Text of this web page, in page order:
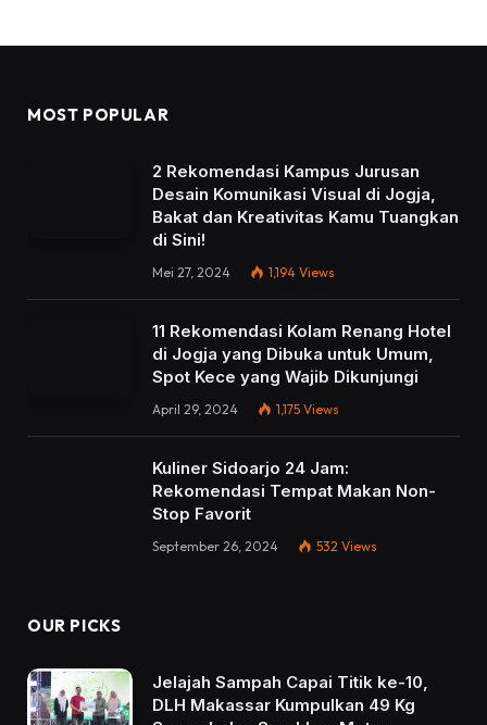
MOST POPULAR
2 Rekomendasi Kampus Jurusan
Desain Komunikasi Visual di Jogja,
Bakat dan Kreativitas Kamu Tuangkan
di Sini!
Mei 27, 2024 1,194 Views
11 Rekomendasi Kolam Renang Hotel
di Jogja yang Dibuka untuk Umum,
Spot Kece yang Wajib Dikunjungi
April 29, 2024 1,175 Views
Kuliner Sidoarjo 24 Jam:
Rekomendasi Tempat Makan Non-
Stop Favorit
September 26, 2024 532 Views
OUR PICKS
Jelajah Sampah Capai Titik ke-10,
DLH Makassar Kumpulkan 49 Kg